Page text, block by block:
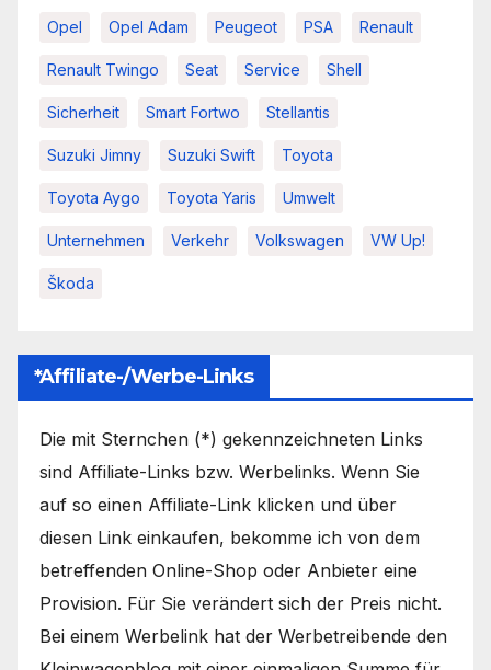
Opel Opel Adam Peugeot PSA Renault
Renault Twingo Seat Service Shell
Sicherheit Smart Fortwo Stellantis
Suzuki Jimny Suzuki Swift Toyota
Toyota Aygo Toyota Yaris Umwelt
Unternehmen Verkehr Volkswagen VW Up!
Škoda
*Affiliate-/Werbe-Links
Die mit Sternchen (*) gekennzeichneten Links
sind Affiliate-Links bzw. Werbelinks. Wenn Sie
auf so einen Affiliate-Link klicken und über
diesen Link einkaufen, bekomme ich von dem
betreffenden Online-Shop oder Anbieter eine
Provision. Für Sie verändert sich der Preis nicht.
Bei einem Werbelink hat der Werbetreibende den